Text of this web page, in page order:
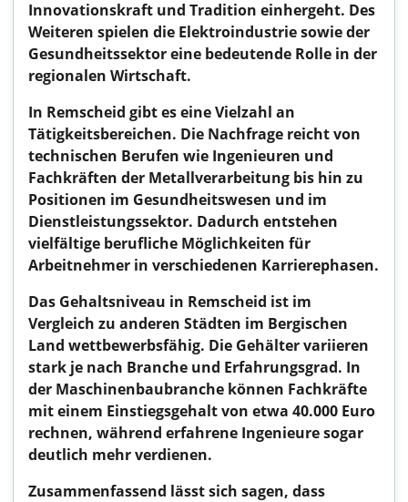
Innovationskraft und Tradition einhergeht. Des
Weiteren spielen die Elektroindustrie sowie der
Gesundheitssektor eine bedeutende Rolle in der
regionalen Wirtschaft.
In Remscheid gibt es eine Vielzahl an
Tätigkeitsbereichen. Die Nachfrage reicht von
technischen Berufen wie Ingenieuren und
Fachkräften der Metallverarbeitung bis hin zu
Positionen im Gesundheitswesen und im
Dienstleistungssektor. Dadurch entstehen
vielfältige berufliche Möglichkeiten für
Arbeitnehmer in verschiedenen Karrierephasen.
Das Gehaltsniveau in Remscheid ist im
Vergleich zu anderen Städten im Bergischen
Land wettbewerbsfähig. Die Gehälter variieren
stark je nach Branche und Erfahrungsgrad. In
der Maschinenbaubranche können Fachkräfte
mit einem Einstiegsgehalt von etwa 40.000 Euro
rechnen, während erfahrene Ingenieure sogar
deutlich mehr verdienen.
Zusammenfassend lässt sich sagen, dass